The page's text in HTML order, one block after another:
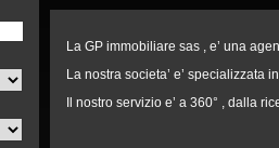
La GP immobiliare sas , e’ una
La nostra societa’ e’
Il nostro servizio e’ a 360° , dalla